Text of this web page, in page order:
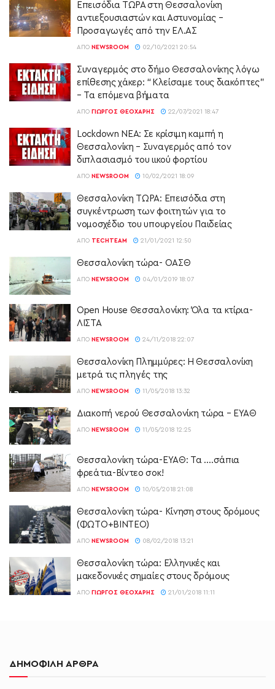
Επεισόδια ΤΩΡΑ στη Θεσσαλονίκη
αντιεξουσιαστών και Αστυνομίας –
Προσαγωγές από την ΕΛ.ΑΣ
ΑΠΌ NEWSROOM 02/10/2021 20:54
Συναγερμός στο δήμο Θεσσαλονίκης λόγω
επίθεσης χάκερ: “Κλείσαμε τους διακόπτες”
– Τα επόμενα βήματα
ΑΠΌ ΓΙΏΡΓΟΣ ΘΕΟΧΆΡΗΣ 22/07/2021 18:47
Lockdown ΝΕΑ: Σε κρίσιμη καμπή η
Θεσσαλονίκη – Συναγερμός από τον
διπλασιασμό του ιικού φορτίου
ΑΠΌ NEWSROOM 10/02/2021 18:09
Θεσσαλονίκη ΤΩΡΑ: Επεισόδια στη
συγκέντρωση των φοιτητών για το
νομοσχέδιο του υπουργείου Παιδείας
ΑΠΌ TECHTEAM 21/01/2021 12:50
Θεσσαλονίκη τώρα- ΟΑΣΘ
ΑΠΌ NEWSROOM 04/01/2019 18:07
Open House Θεσσαλονίκη: Όλα τα κτίρια-
ΛΙΣΤΑ
ΑΠΌ NEWSROOM 24/11/2018 22:07
Θεσσαλονίκη Πλημμύρες: Η Θεσσαλονίκη
μετρά τις πληγές της
ΑΠΌ NEWSROOM 11/05/2018 13:32
Διακοπή νερού Θεσσαλονίκη τώρα – ΕΥΑΘ
ΑΠΌ NEWSROOM 11/05/2018 12:25
Θεσσαλονίκη τώρα-ΕΥΑΘ: Τα ….σάπια
φρεάτια-Βίντεο σοκ!
ΑΠΌ NEWSROOM 10/05/2018 21:08
Θεσσαλονίκη τώρα- Κίνηση στους δρόμους
(ΦΩΤΟ+ΒΙΝΤΕΟ)
ΑΠΌ NEWSROOM 08/02/2018 13:21
Θεσσαλονίκη τώρα: Ελληνικές και
μακεδονικές σημαίες στους δρόμους
ΑΠΌ ΓΙΏΡΓΟΣ ΘΕΟΧΆΡΗΣ 21/01/2018 11:11
ΔΗΜΟΦΙΛΗ ΑΡΘΡΑ